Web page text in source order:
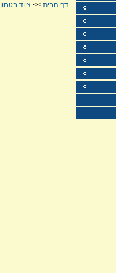
דף הבית >> ציוד בטחון